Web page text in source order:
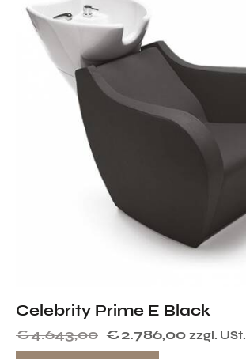
Celebrity Prime E Black
€4.643,00 €2.786,00 zzgl. USt.